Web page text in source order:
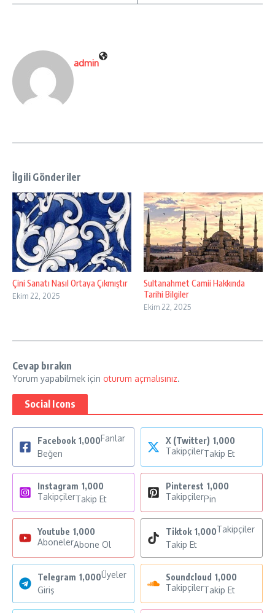
admin
İlgili Gönderiler
Çini Sanatı Nasıl Ortaya Çıkmıştır
Ekim 22, 2025
Sultanahmet Camii Hakkında
Tarihi Bilgiler
Ekim 22, 2025
Cevap bırakın
Yorum yapabilmek için oturum açmalısınız.
Social Icons
Facebook 1,000Fanlar
Beğen
X (Twitter) 1,000
TakipçilerTakip Et
Instagram 1,000
TakipçilerTakip Et
Pinterest 1,000
TakipçilerPin
Youtube 1,000
AbonelerAbone Ol
Tiktok 1,000Takipçiler
Takip Et
Telegram 1,000Üyeler
Giriş
Soundcloud 1,000
TakipçilerTakip Et